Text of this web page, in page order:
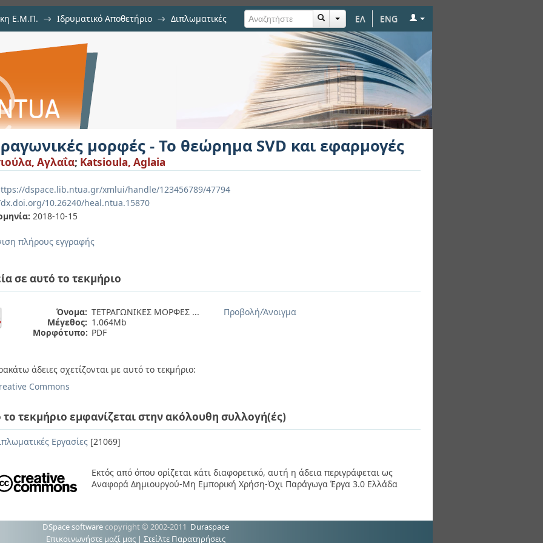
ΕΛ ENG
Ε.Μ.Π. → Ιδρυματικό Αποθετήριο → Διπλωματικές
- Το θεώρημα SVD και εφαρμογές
μορφές - Το θεώρημα SVD και εφαρμογές
Αγλαΐα; Katsioula, Aglaia
dspace.lib.ntua.gr/xmlui/handle/123456789/47794
10.26240/heal.ntua.15870
2018-10-15
πλήρους εγγραφής
σε αυτό το τεκμήριο
Όνομα: ΤΕΤΡΑΓΩΝΙΚΕΣ ΜΟΡΦΕΣ ...
Μέγεθος: 1.064Mb
Μορφότυπο: PDF
Προβολή/Άνοιγμα
άδειες σχετίζονται με αυτό το τεκμήριο:
Commons
το τεκμήριο εμφανίζεται στην ακόλουθη συλλογή(ές)
Εργασίες [21069]
Εκτός από όπου ορίζεται κάτι διαφορετικό, αυτή η άδεια περιγράφεται ως
Αναφορά Δημιουργού-Μη Εμπορική Χρήση-Όχι Παράγωγα Έργα 3.0 Ελλάδα
DSpace software copyright © 2002-2011 Duraspace
Επικοινωνήστε μαζί μας | Στείλτε Παρατηρήσεις